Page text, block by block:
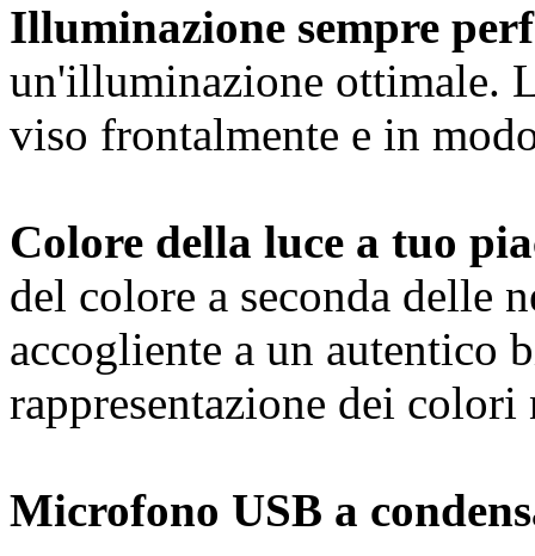
Illuminazione sempre
un'illuminazione ottimale.
viso frontalmente e in
Colore della luce a tuo
del colore a seconda delle
accogliente a un autentico
rappresentazione dei
Microfono USB a